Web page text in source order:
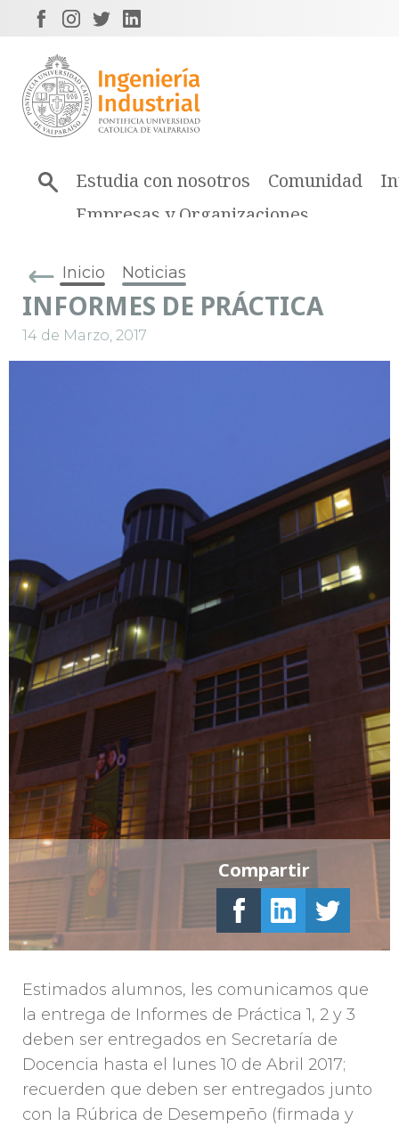
Estudia con nosotros Comunidad
Empresas y Organizaciones
Inicio Noticias
INFORMES DE PRÁCTICA
14 de Marzo, 2017
Estimados alumnos, les comunicamos que
la entrega de Informes de Práctica 1, 2 y 3
deben ser entregados en Secretaría de
Docencia hasta el lunes 10 de Abril 2017;
recuerden que deben ser entregados junto
con la Rúbrica de Desempeño (firmada y
Compartir